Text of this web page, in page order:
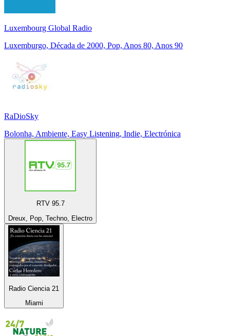
Luxembourg Global Radio
Luxemburgo, Década de 2000, Pop, Anos 80, Anos 90
RaDioSky
Bolonha, Ambiente, Easy Listening, Indie, Electrónica
RTV 95.7
Dreux, Pop, Techno, Electro
Radio Ciencia 21
Miami